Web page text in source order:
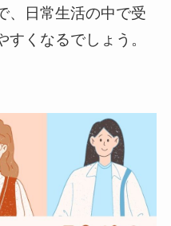
、日常生活の中で受
くなるでしょう。